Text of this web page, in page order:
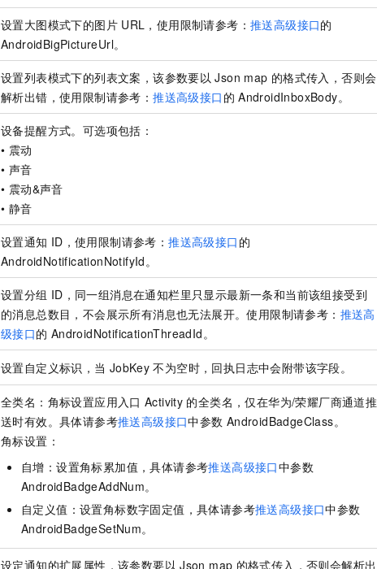
设置大图模式下的图片 URL，使用限制请参考： 推送高级接口的
AndroidBigPictureUrl。
设置列表模式下的列表文案，该参数要以 Json map 的格式传入，否则会
解析出错，使用限制请参考：推送高级接口 的 AndroidInboxBody。
设备提醒方式。可选项包括：
• 震动
• 声音
• 震动&声音
• 静音
设置通知 ID，使用限制请参考：推送高级接口 的
AndroidNotificationNotifyId。
设置分组 ID，同一组消息在通知栏里只显示最新一条和当前该组接受到
的消息总数目，不会展示所有消息也无法展开。使用限制请参考： 推送高
级接口的 AndroidNotificationThreadId。
设置自定义标识，当 JobKey 不为空时，回执日志中会附带该字段。
全类名：角标设置应用入口 Activity 的全类名，仅在华为/荣耀厂商通道推
送时有效。具体请参考推送高级接口中参数 AndroidBadgeClass。
角标设置：
自增：设置角标累加值，具体请参考推送高级接口中参数
AndroidBadgeAddNum。
自定义值：设置角标数字固定值，具体请参考推送高级接口中参数
AndroidBadgeSetNum。
设定通知的扩展属性，该参数要以 Json map 的格式传入，否则会解析出